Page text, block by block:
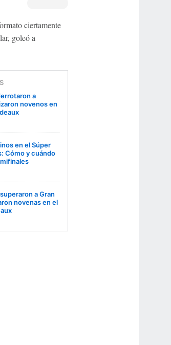
ciertamente
goleó a
a
novenos en
en el Súper
Cómo y cuándo
a Gran
novenas en el